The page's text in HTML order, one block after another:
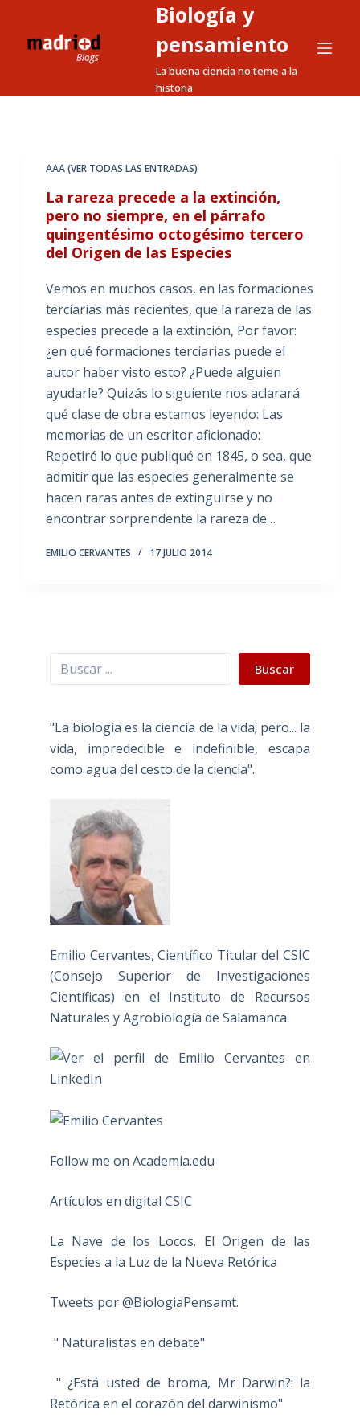
a
Biología y
pensamiento
La buena ciencia no teme a la
historia
AAA (VER TODAS LAS ENTRADAS)
La rareza precede a la extinción,
pero no siempre, en el párrafo
quingentésimo octogésimo tercero
del Origen de las Especies
Vemos en muchos casos, en las formaciones
terciarias más recientes, que la rareza de las
especies precede a la extinción, Por favor:
¿en qué formaciones terciarias puede el
autor haber visto esto? ¿Puede alguien
ayudarle? Quizás lo siguiente nos aclarará
qué clase de obra estamos leyendo: Las
memorias de un escritor aficionado:
Repetiré lo que publiqué en 1845, o sea, que
admitir que las especies generalmente se
hacen raras antes de extinguirse y no
encontrar sorprendente la rareza de…
EMILIO CERVANTES 17 JULIO 2014
Buscar Buscar
"La biología es la ciencia de la vida; pero... la
vida, impredecible e indefinible, escapa
como agua del cesto de la ciencia".
Emilio Cervantes, Científico Titular del CSIC
(Consejo Superior de Investigaciones
Científicas) en el Instituto de Recursos
Naturales y Agrobiología de Salamanca.
Follow me on Academia.edu
Artículos en digital CSIC
La Nave de los Locos. El Origen de las
Especies a la Luz de la Nueva Retórica
Tweets por @BiologiaPensamt.
" Naturalistas en debate"
" ¿Está usted de broma, Mr Darwin?: la
Retórica en el corazón del darwinismo"